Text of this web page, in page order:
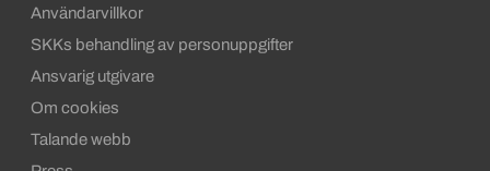
Användarvillkor
SKKs behandling av personuppgifter
Ansvarig utgivare
Om cookies
Talande webb